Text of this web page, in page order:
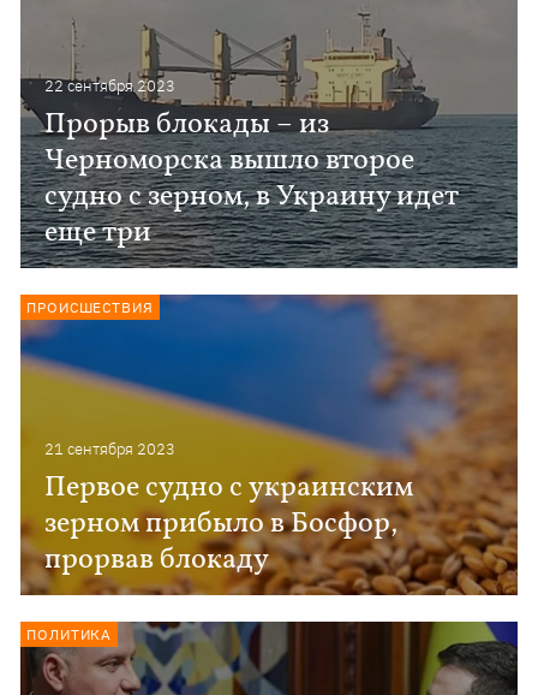
22 сентября 2023
Прорыв блокады – из
Черноморска вышло второе
судно с зерном, в Украину идет
еще три
21 сентября 2023
Первое судно с украинским
зерном прибыло в Босфор,
прорвав блокаду
ПРОИСШЕСТВИЯ
ПОЛИТИКА